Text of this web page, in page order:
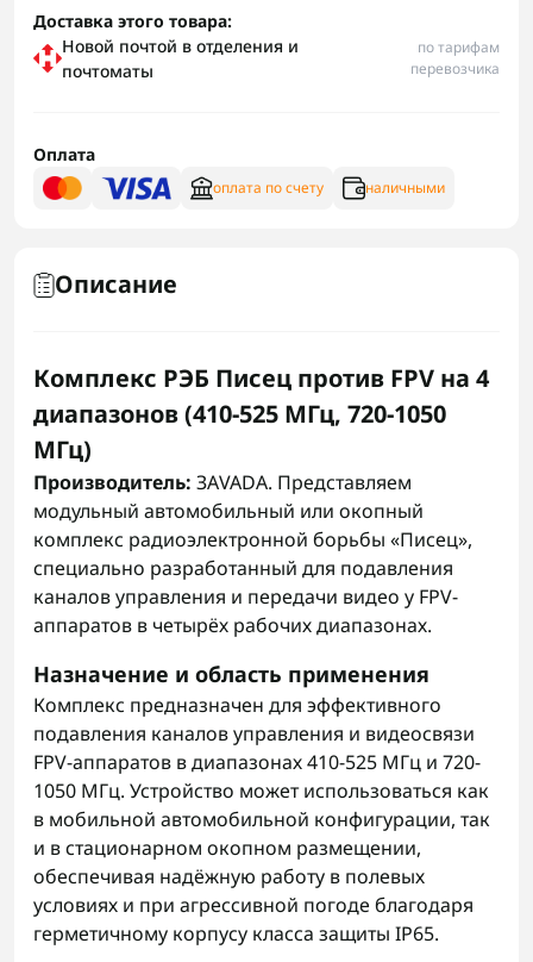
Доставка этого товара:
Новой почтой в отделения и
почтоматы
по тарифам
перевозчика
Оплата
оплата по счету наличными
Описание
Комплекс РЭБ Писец против FPV на 4
диапазонов (410-525 МГц, 720-1050
МГц)
Производитель: ЗАVADA. Представляем
модульный автомобильный или окопный
комплекс радиоэлектронной борьбы «Писец»,
специально разработанный для подавления
каналов управления и передачи видео у FPV-
аппаратов в четырёх рабочих диапазонах.
Назначение и область применения
Комплекс предназначен для эффективного
подавления каналов управления и видеосвязи
FPV-аппаратов в диапазонах 410-525 МГц и 720-
1050 МГц. Устройство может использоваться как
в мобильной автомобильной конфигурации, так
и в стационарном окопном размещении,
обеспечивая надёжную работу в полевых
условиях и при агрессивной погоде благодаря
герметичному корпусу класса защиты IP65.